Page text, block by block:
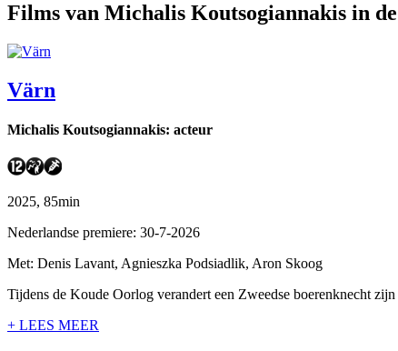
Films van Michalis Koutsogiannakis in
Värn
Michalis Koutsogiannakis: acteur
2025, 85min
Nederlandse premiere: 30-7-2026
Met: Denis Lavant, Agnieszka Podsiadlik, Aron Skoog
Tijdens de Koude Oorlog verandert een Zweedse boerenknecht
+ LEES MEER